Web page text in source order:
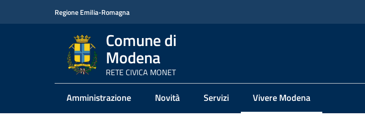
Regione Emilia-Romagna
Comune di
Modena
RETE CIVICA MONET
Amministrazione Novità Servizi Vivere Modena
Menu selezionato